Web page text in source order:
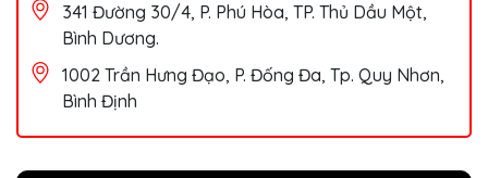
341 Đường 30/4, P. Phú Hòa, TP. Thủ Dầu Một,
Bình Dương.
1002 Trần Hưng Đạo, P. Đống Đa, Tp. Quy Nhơn,
Bình Định